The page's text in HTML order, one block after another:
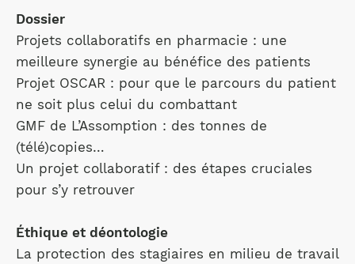
Dossier
Projets collaboratifs en pharmacie : une
meilleure synergie au bénéfice des patients
Projet OSCAR : pour que le parcours du patient
ne soit plus celui du combattant
GMF de L’Assomption : des tonnes de
(télé)copies…
Un projet collaboratif : des étapes cruciales
pour s’y retrouver
Éthique et déontologie
La protection des stagiaires en milieu de travail